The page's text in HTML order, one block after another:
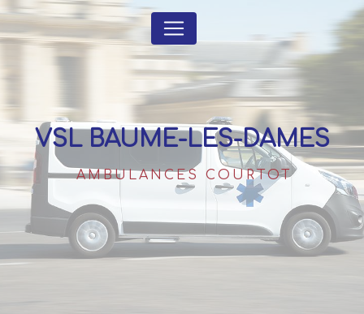
VSL BAUME-LES-DAMES
AMBULANCES COURTOT
Panneau de gestion des cookies